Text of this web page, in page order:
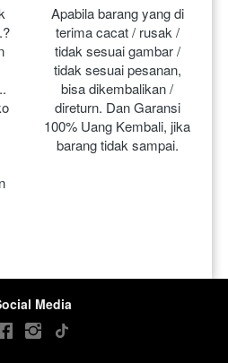
Apabila barang yang di
terima cacat / rusak /
tidak sesuai gambar /
tidak sesuai pesanan,
bisa dikembalikan /
direturn. Dan Garansi
100% Uang Kembali, jika
barang tidak sampai.
Media